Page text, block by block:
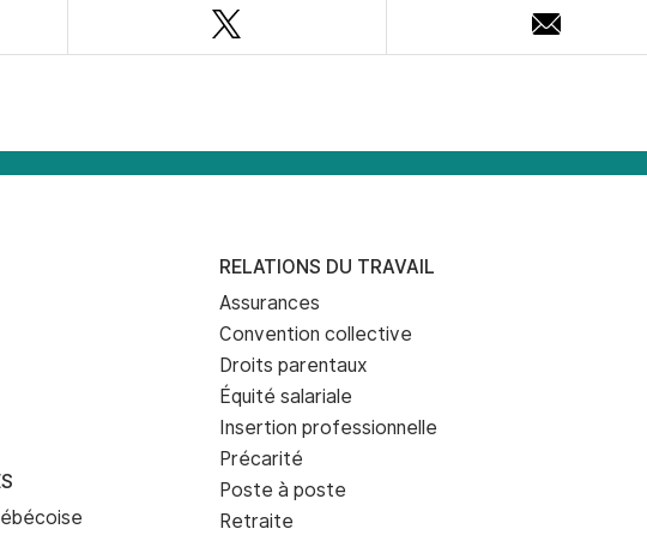
Twitter
Adresse
courriel
RELATIONS DU TRAVAIL
Assurances
Convention collective
Droits parentaux
Équité salariale
Insertion professionnelle
Précarité
Poste à poste
Retraite